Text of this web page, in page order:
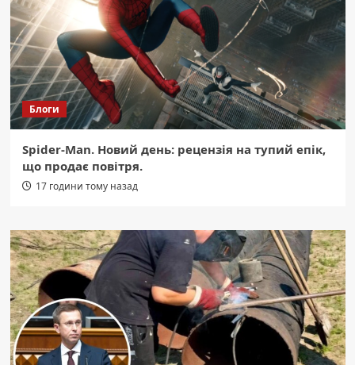
Блоги
Spider-Man. Новий день: рецензія на тупий епік,
що продає повітря.
17 години тому назад